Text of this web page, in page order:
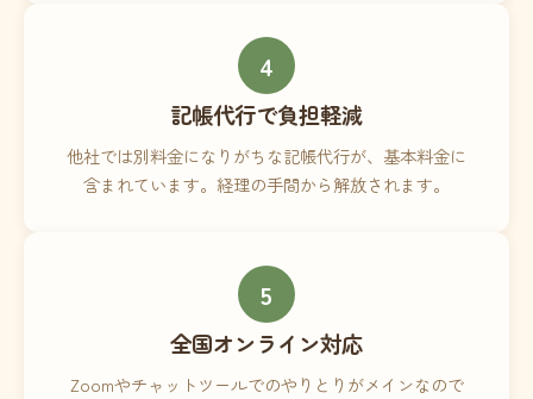
4
記帳代行で負担軽減
他社では別料金になりがちな記帳代行が、基本料金に
含まれています。経理の手間から解放されます。
5
全国オンライン対応
Zoomやチャットツールでのやりとりがメインなので